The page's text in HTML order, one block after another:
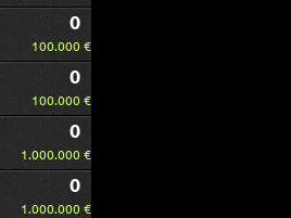
0
100.000 €
0
100.000 €
0
1.000.000 €
0
1.000.000 €